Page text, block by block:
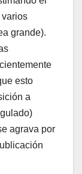
varios
grande).
esto
a
agrava por